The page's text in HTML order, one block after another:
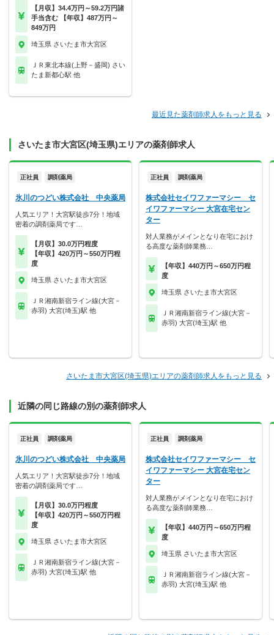
【月収】34.4万円～59.2万円諸
手当含む 【年収】487万円～
849万円
埼玉県 さいたま市大宮区
ＪＲ東北本線(上野－盛岡) さい
たま新都心駅 他
最近見た薬剤師求人をもっと見る
さいたま市大宮区(埼玉県)エリアの薬剤師求人
正社員 調剤薬局
氷川のつどい株式会社 中央薬局
人気エリア！大宮駅徒歩7分！地域
密着の調剤薬局です…
【月収】30.0万円程度
【年収】420万円～550万円程
度
埼玉県 さいたま市大宮区
ＪＲ湘南新宿ライン線(大宮－
赤羽) 大宮(埼玉)駅 他
正社員 調剤薬局
株式会社セイワファーマシー セ
イワファーマシー 大宮在宅セン
ター
対人業務がメインとなり在宅におけ
る高度な薬剤師業務…
【年収】440万円～650万円程
度
埼玉県 さいたま市大宮区
ＪＲ湘南新宿ライン線(大宮－
赤羽) 大宮(埼玉)駅 他
さいたま市大宮区(埼玉県)エリアの薬剤師求人をもっと見る
近隣の同じ路線の別の薬剤師求人
正社員 調剤薬局
氷川のつどい株式会社 中央薬局
人気エリア！大宮駅徒歩7分！地域
密着の調剤薬局です…
【月収】30.0万円程度
【年収】420万円～550万円程
度
埼玉県 さいたま市大宮区
ＪＲ湘南新宿ライン線(大宮－
赤羽) 大宮(埼玉)駅 他
正社員 調剤薬局
株式会社セイワファーマシー セ
イワファーマシー 大宮在宅セン
ター
対人業務がメインとなり在宅におけ
る高度な薬剤師業務…
【年収】440万円～650万円程
度
埼玉県 さいたま市大宮区
ＪＲ湘南新宿ライン線(大宮－
赤羽) 大宮(埼玉)駅 他